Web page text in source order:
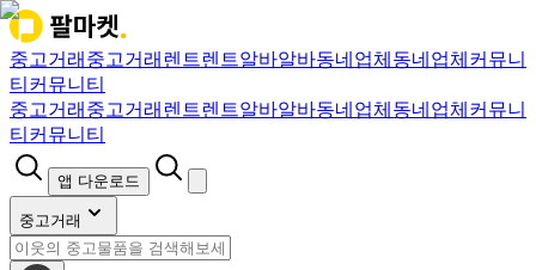
중고거래 중고거래 렌트렌트알바알바동네업체 동네업체 커뮤니
티 커뮤니티
중고거래 중고거래 렌트렌트알바알바동네업체 동네업체 커뮤니
티 커뮤니티
앱 다운로드
중고거래